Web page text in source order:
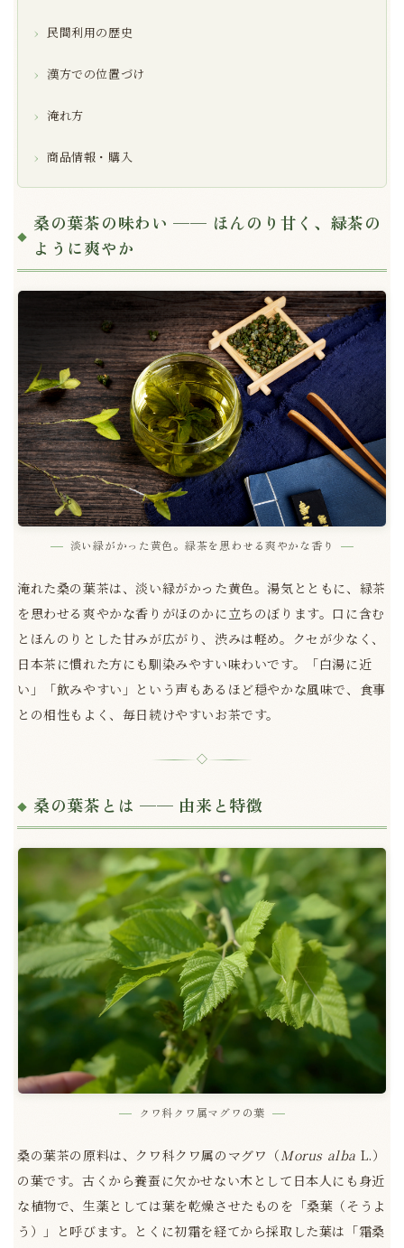
民間利用の歴史
漢方での位置づけ
淹れ方
商品情報・購入
桑の葉茶の味わい ── ほんのり甘く、緑茶の
ように爽やか
淡い緑がかった黄色。緑茶を思わせる爽やかな香り
淹れた桑の葉茶は、淡い緑がかった黄色。湯気とともに、緑茶
を思わせる爽やかな香りがほのかに立ちのぼります。口に含む
とほんのりとした甘みが広がり、渋みは軽め。クセが少なく、
日本茶に慣れた方にも馴染みやすい味わいです。「白湯に近
い」「飲みやすい」という声もあるほど穏やかな風味で、食事
との相性もよく、毎日続けやすいお茶です。
◇
桑の葉茶とは ── 由来と特徴
クワ科クワ属マグワの葉
桑の葉茶の原料は、クワ科クワ属のマグワ（Morus alba L.）
の葉です。古くから養蚕に欠かせない木として日本人にも身近
な植物で、生薬としては葉を乾燥させたものを「桑葉（そうよ
う）」と呼びます。とくに初霜を経てから採取した葉は「霜桑